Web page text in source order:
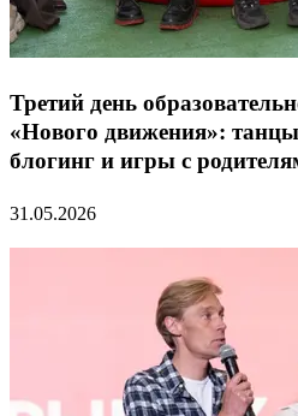
Третий день
«Нового движения»:
блогинг и игры с
31.05.2026